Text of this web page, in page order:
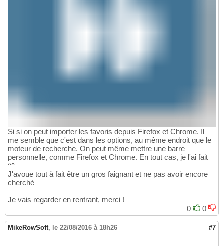
Si si on peut importer les favoris depuis Firefox et Chrome. Il
me semble que c'est dans les options, au même endroit que le
moteur de recherche. On peut même mettre une barre
personnelle, comme Firefox et Chrome. En tout cas, je l'ai fait
^^
J'avoue tout à fait être un gros faignant et ne pas avoir encore
cherché
Je vais regarder en rentrant, merci !
0
0
MikeRowSoft, le 22/08/2016 à 18h26 #7